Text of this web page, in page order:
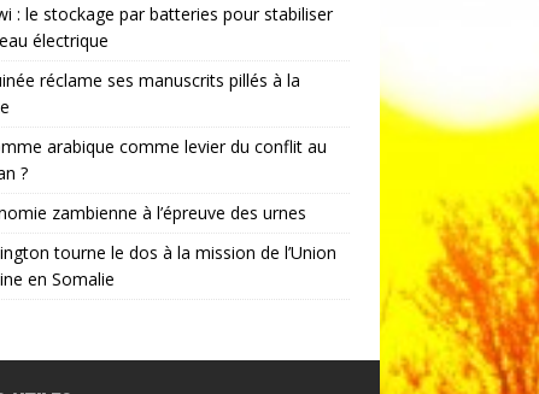
: le stockage par batteries pour stabiliser
électrique
réclame ses manuscrits pillés à la
arabique comme levier du conflit au
?
zambienne à l’épreuve des urnes
tourne le dos à la mission de l’Union
en Somalie